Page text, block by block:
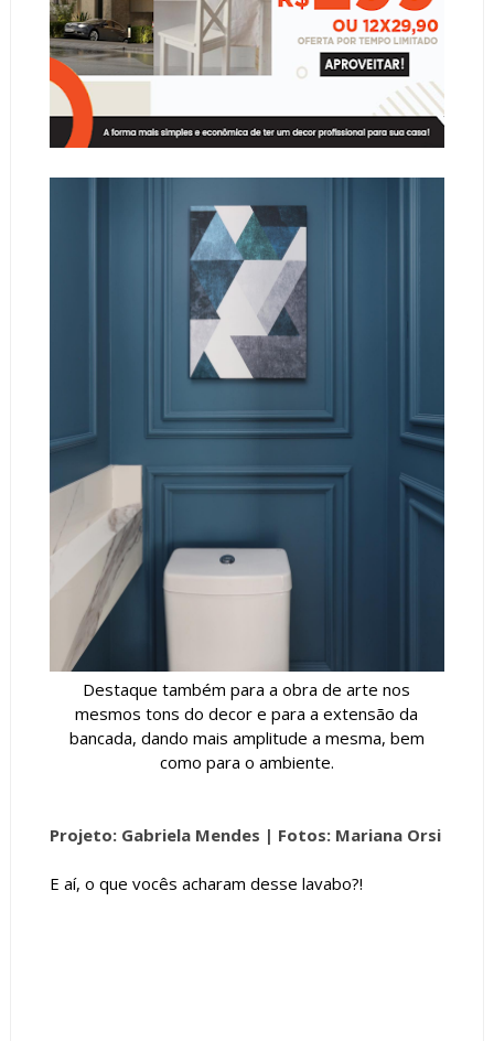
Destaque também para a obra de arte nos
mesmos tons do decor e para a extensão da
bancada, dando mais amplitude a mesma, bem
como para o ambiente.
Projeto: Gabriela Mendes | Fotos: Mariana Orsi
E aí, o que vocês acharam desse lavabo?!